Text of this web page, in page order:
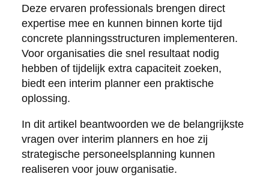
Deze ervaren professionals brengen direct
expertise mee en kunnen binnen korte tijd
concrete planningsstructuren implementeren.
Voor organisaties die snel resultaat nodig
hebben of tijdelijk extra capaciteit zoeken,
biedt een interim planner een praktische
oplossing.
In dit artikel beantwoorden we de belangrijkste
vragen over interim planners en hoe zij
strategische personeelsplanning kunnen
realiseren voor jouw organisatie.